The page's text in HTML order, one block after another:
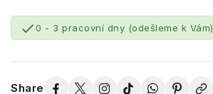
0 - 3 pracovní dny (odešleme k Vám)
Share